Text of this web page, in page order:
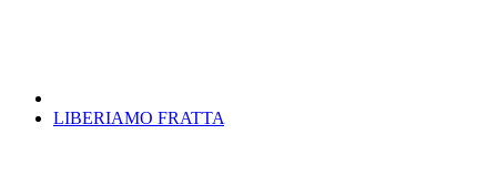
LIBERIAMO FRATTA